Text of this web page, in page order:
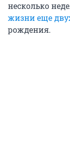
несколько
жизни еще
рождения.